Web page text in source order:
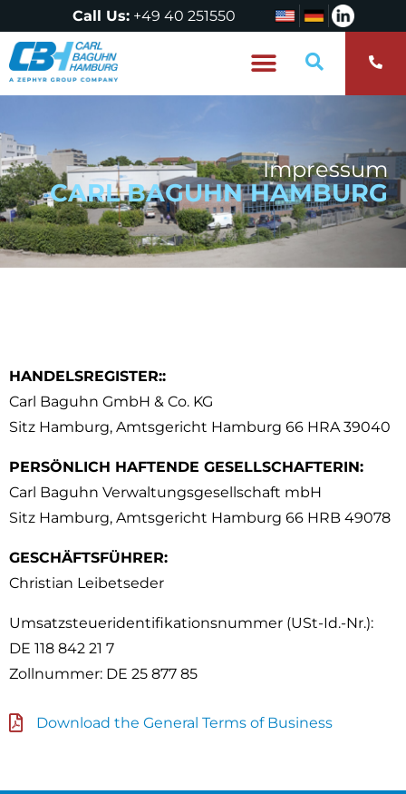
Call Us: +49 40 251550
Impressum
CARL BAGUHN HAMBURG
HANDELSREGISTER::
Carl Baguhn GmbH & Co. KG
Sitz Hamburg, Amtsgericht Hamburg 66 HRA 39040
PERSÖNLICH HAFTENDE GESELLSCHAFTERIN:
Carl Baguhn Verwaltungsgesellschaft mbH
Sitz Hamburg, Amtsgericht Hamburg 66 HRB 49078
GESCHÄFTSFÜHRER:
Christian Leibetseder
Umsatzsteueridentifikationsnummer (USt-Id.-Nr.):
DE 118 842 21 7
Zollnummer: DE 25 877 85
Download the General Terms of Business